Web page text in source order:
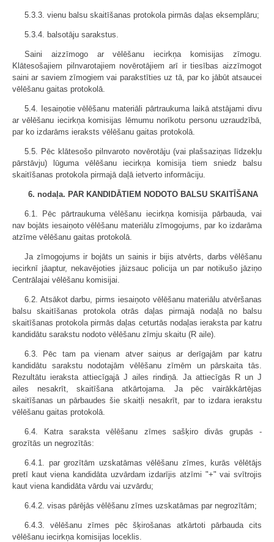
5.3.3. vienu balsu skaitīšanas protokola pirmās daļas eksemplāru;
5.3.4. balsotāju sarakstus.
Saini aizzīmogo ar vēlēšanu iecirkņa komisijas zīmogu.
Klātesošajiem pilnvarotajiem novērotājiem arī ir tiesības aizzīmogot
saini ar saviem zīmogiem vai parakstīties uz tā, par ko jābūt atsaucei
vēlēšanu gaitas protokolā.
5.4. Iesaiņotie vēlēšanu materiāli pārtraukuma laikā atstājami divu
ar vēlēšanu iecirkņa komisijas lēmumu norīkotu personu uzraudzībā,
par ko izdarāms ieraksts vēlēšanu gaitas protokolā.
5.5. Pēc klātesošo pilnvaroto novērotāju (vai plašsaziņas līdzekļu
pārstāvju) lūguma vēlēšanu iecirkņa komisija tiem sniedz balsu
skaitīšanas protokola pirmajā daļā ietverto informāciju.
6. nodaļa. PAR KANDIDĀTIEM NODOTO BALSU SKAITĪŠANA
6.1. Pēc pārtraukuma vēlēšanu iecirkņa komisija pārbauda, vai
nav bojāts iesaiņoto vēlēšanu materiālu zīmogojums, par ko izdarāma
atzīme vēlēšanu gaitas protokolā.
Ja zīmogojums ir bojāts un sainis ir bijis atvērts, darbs vēlēšanu
iecirknī jāaptur, nekavējoties jāizsauc policija un par notikušo jāziņo
Centrālajai vēlēšanu komisijai.
6.2. Atsākot darbu, pirms iesaiņoto vēlēšanu materiālu atvēršanas
balsu skaitīšanas protokola otrās daļas pirmajā nodaļā no balsu
skaitīšanas protokola pirmās daļas ceturtās nodaļas ieraksta par katru
kandidātu sarakstu nodoto vēlēšanu zīmju skaitu (R aile).
6.3. Pēc tam pa vienam atver saiņus ar derīgajām par katru
kandidātu sarakstu nodotajām vēlēšanu zīmēm un pārskaita tās.
Rezultātu ieraksta attiecīgajā J ailes rindiņā. Ja attiecīgās R un J
ailes nesakrīt, skaitīšana atkārtojama. Ja pēc vairākkārtējas
skaitīšanas un pārbaudes šie skaitļi nesakrīt, par to izdara ierakstu
vēlēšanu gaitas protokolā.
6.4. Katra saraksta vēlēšanu zīmes sašķiro divās grupās -
grozītās un negrozītās:
6.4.1. par grozītām uzskatāmas vēlēšanu zīmes, kurās vēlētājs
pretī kaut viena kandidāta uzvārdam izdarījis atzīmi "+" vai svītrojis
kaut viena kandidāta vārdu vai uzvārdu;
6.4.2. visas pārējās vēlēšanu zīmes uzskatāmas par negrozītām;
6.4.3. vēlēšanu zīmes pēc šķirošanas atkārtoti pārbauda cits
vēlēšanu iecirkņa komisijas loceklis.